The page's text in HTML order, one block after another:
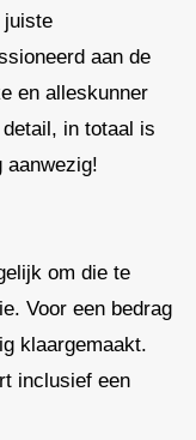
juiste
aan de
en alleskunner
in totaal is
aanwezig!
om die te
Voor een bedrag
klaargemaakt.
inclusief een